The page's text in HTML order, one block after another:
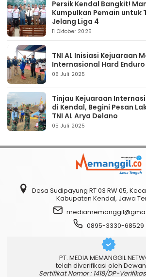
Persik Kendal Bangkit!
Kumpulkan Pemain untuk
Jelang Liga 4
11 Oktober 2025
TNI AL Inisiasi Kejuaraan
Internasional Hard
06 Juli 2025
Tinjau Kejuaraan
di Kendal, Begini Pesan
TNI AL Arya Delano
05 Juli 2025
Desa Sudipayung RT 03 RW 05,
Kabupaten Kendal, Jawa
0895-3330-68529
PT. MEDIA MEMANGGIL
telah diverifikasi oleh
Sertifikat Nomor : 1418/DP-